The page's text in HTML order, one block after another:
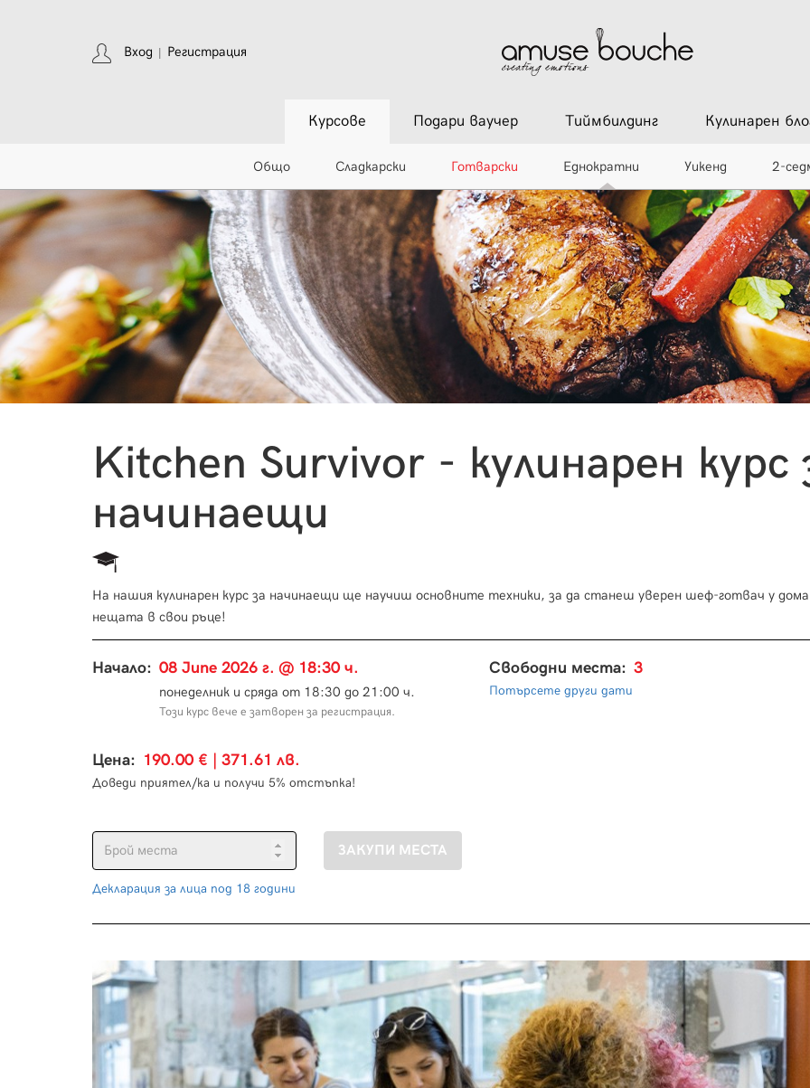
Вход Регистрация
Курсове
Общо Сладкарски Готварски Еднократни Уикенд 2-
Подари ваучер Тиймбилдинг Кулинарен
Kitchen Survivor - кулинарен курс
начинаещи
На нашия кулинарен курс за начинаещи ще научиш основните техники, за да станеш уверен шеф-готвач у
нещата в свои ръце!
Начало: 08 June 2026 г. @ 18:30 ч.
понеделник и сряда от 18:30 до 21:00 ч.
Този курс вече е затворен за регистрация.
Свободни места: 3
Потърсете други дати
Цена: 190.00 € | 371.61 лв.
Доведи приятел/ка и получи 5% отстъпка!
Декларация за лица под 18 години